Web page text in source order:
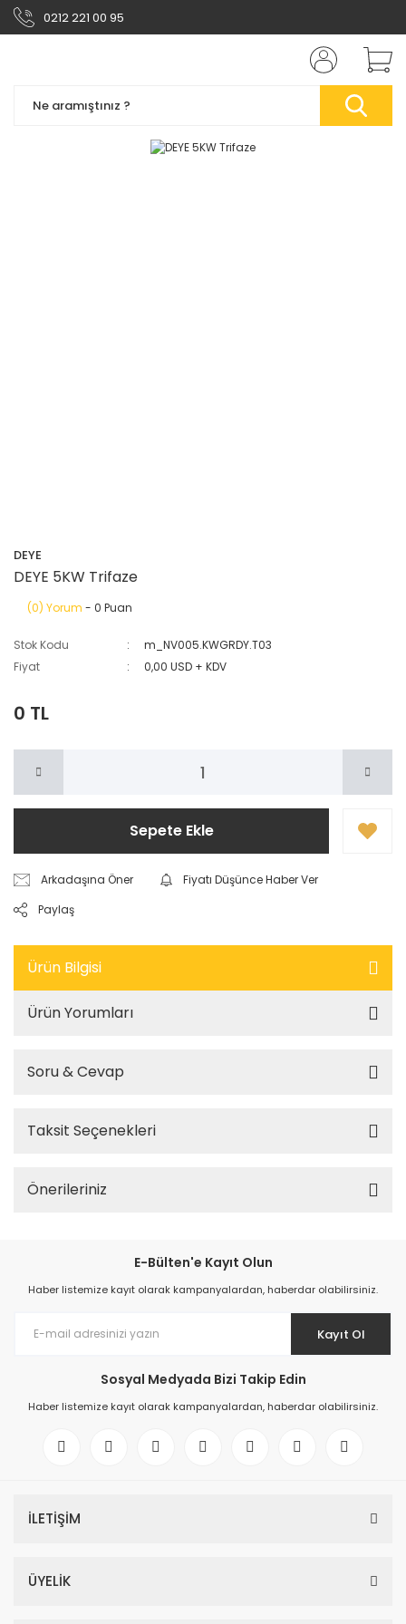
0212 221 00 95
DEYE
DEYE 5KW Trifaze
(0) Yorum - 0 Puan
Stok Kodu
m_NV005.KWGRDY.T03
Fiyat
0,00 USD + KDV
0 TL
Sepete Ekle
Arkadaşına Öner
Fiyatı Düşünce Haber Ver
Paylaş
Ürün Bilgisi
Ürün Yorumları
Soru & Cevap
Taksit Seçenekleri
Önerileriniz
E-Bülten'e Kayıt Olun
Haber listemize kayıt olarak kampanyalardan, haberdar olabilirsiniz.
Kayıt Ol
Sosyal Medyada Bizi Takip Edin
Haber listemize kayıt olarak kampanyalardan, haberdar olabilirsiniz.
İLETİŞİM
ÜYELİK